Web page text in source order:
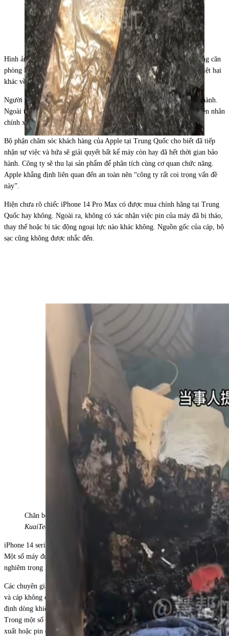
iPhone 14 Pro Max bốc cháy tại hiện trường. Ảnh:
KuaiTechnology
Hình ảnh tại hiện trường cho thấy chăn bông, một phần đệm ghế trong căn
phòng bị cháy đen. Mảng tưởng ở gần cũng bị ám khói. Không có thiệt hại
khác về người, tài sản được ghi nhận.
Người phụ nữ nói iPhone 14 Pro Max mua năm 2022 và đã hết bảo hành.
Ngoài tay bị bỏng, căn nhà được cô thuê nên hy vọng xác định nguyên nhân
chính xác sự việc để biết bên chịu trách nhiệm, bồi thường.
Bộ phận chăm sóc khách hàng của Apple tại Trung Quốc cho biết đã tiếp
nhận sự việc và hứa sẽ giải quyết bất kể máy còn hay đã hết thời gian bảo
hành. Công ty sẽ thu lại sản phẩm để phân tích cùng cơ quan chức năng.
Apple khẳng định liên quan đến an toàn nên “công ty rất coi trọng vấn đề
này”.
Hiện chưa rõ chiếc iPhone 14 Pro Max có được mua chính hãng tại Trung
Quốc hay không. Ngoài ra, không có xác nhận việc pin của máy đã bị tháo,
thay thế hoặc bị tác động ngoại lực nào khác không. Nguồn gốc của cáp, bộ
sạc cũng không được nhắc đến.
Chăn bông và một phần đệm bị bốc cháy. Ảnh:
KuaiTechnology
iPhone 14 series ra mắt toàn cầu và bán ra tại Trung Quốc tháng 9/2022.
Một số máy được ghi nhận lỗi màn hình sọc xanh nhưng chưa xuất hiện lỗi
nghiêm trọng liên quan đến pin, sạc.
Các chuyên gia khuyến cáo việc sạc pin tiềm ẩn rủi ro nếu sử dụng bộ sạc
và cáp không chính hãng. Linh kiện chất lượng kém, thiếu bộ bảo vệ, ổn
định dòng khiến nguồn điện đi vào pin không ổn định, có thể gây hỏng pin.
Trong một số trường hợp, việc cháy nổ cũng có thể xảy ra do lỗi nhà sản
xuất hoặc pin được thay không đảm bảo chất lượng.